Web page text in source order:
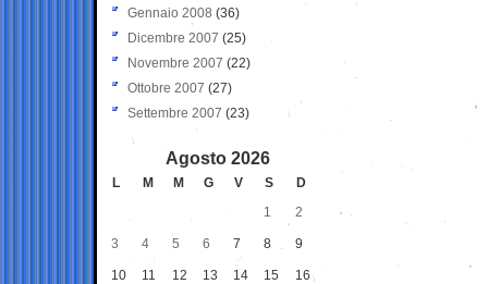
Gennaio 2008 (36)
Dicembre 2007 (25)
Novembre 2007 (22)
Ottobre 2007 (27)
Settembre 2007 (23)
Agosto 2026
L M M G V S
D
1
2
3 4 5 6 7 8 9
10 11 12 13 14 15 16